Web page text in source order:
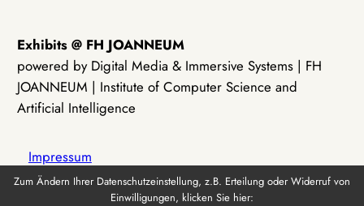
Exhibits @ FH JOANNEUM
powered by Digital Media & Immersive Systems | FH
JOANNEUM | Institute of Computer Science and
Artificial Intelligence
Impressum
Zum Ändern Ihrer Datenschutzeinstellung, z.B. Erteilung oder Widerruf von
Einwilligungen, klicken Sie hier: